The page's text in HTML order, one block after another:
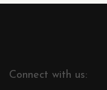
Connect with us: